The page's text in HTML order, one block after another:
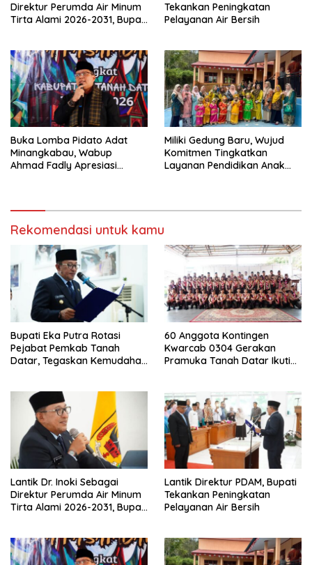
Direktur Perumda Air Minum
Tirta Alami 2026-2031, Bupati
Fakta Integritas Berdasarkan
Visi dan Misi
Tekankan Peningkatan
Pelayanan Air Bersih
Buka Lomba Pidato Adat
Minangkabau, Wabup
Ahmad Fadly Apresiasi
Miliki Gedung Baru, Wujud
Komitmen Tingkatkan
Layanan Pendidikan Anak
Rekomendasi untuk kamu
Bupati Eka Putra Rotasi
Pejabat Pemkab Tanah
Datar, Tegaskan Kemudahan
60 Anggota Kontingen
Kwarcab 0304 Gerakan
Pramuka Tanah Datar Ikuti
Lantik Dr. Inoki Sebagai
Direktur Perumda Air Minum
Tirta Alami 2026-2031, Bupati
Fakta Integritas Berdasarkan
Visi dan Misi
Lantik Direktur PDAM, Bupati
Tekankan Peningkatan
Pelayanan Air Bersih